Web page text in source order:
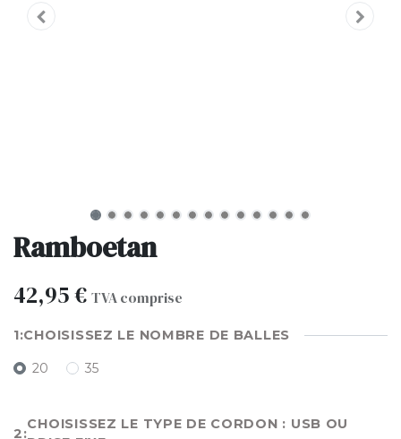
Ramboetan
42,95€ TVA comprise
CHOISISSEZ LE NOMBRE DE BALLES
20 35
CHOISISSEZ LE TYPE DE CORDON : USB OU